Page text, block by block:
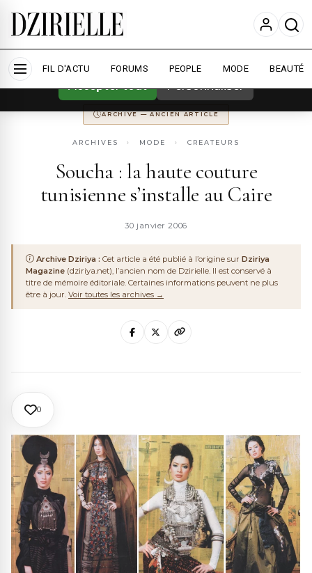
Nous utilisons des cookies pour améliorer
votre expérience et mesurer l'audience. En
Accepter tout Personnaliser
FIL D'ACTU FORUMS PEOPLE MODE BEAUTÉ
CONSERVÉ POUR LA MÉMOIRE DU WEB ALGÉRIEN
ARCHIVE — ANCIEN ARTICLE
ARCHIVES › MODE › CREATEURS
Soucha : la haute couture
tunisienne s’installe au Caire
30 janvier 2006
Archive Dziriya : Cet article a été publié à l’origine sur Dziriya
Magazine (dziriya.net), l’ancien nom de Dzirielle. Il est conservé à
titre de mémoire éditoriale. Certaines informations peuvent ne plus
être à jour. Voir toutes les archives →
0